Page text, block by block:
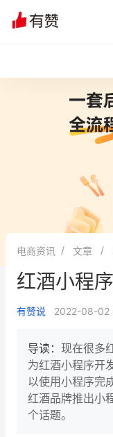
面对面聊增长
AllValue
增长产品指南
智库
文章 问诊
电商资讯 文章
红酒小程
有赞说 2022-08-02
导读： 现在很多
为红酒小程序开
以使用小程序完
红酒品牌推出小
个话题。